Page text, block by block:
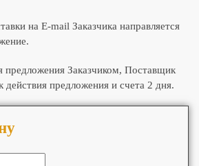
на E-mail Заказчика направляется
предложения Заказчиком, Поставщик
действия предложения и счета 2 дня.